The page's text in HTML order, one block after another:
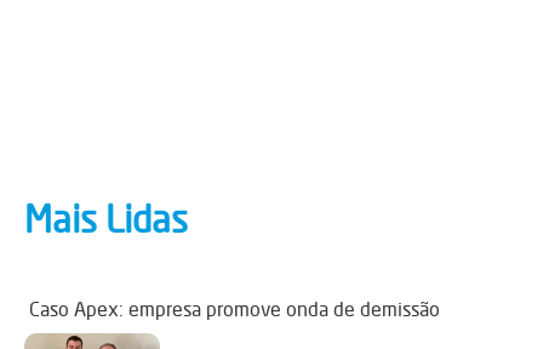
Mais Lidas
Caso Apex: empresa promove onda de demissão